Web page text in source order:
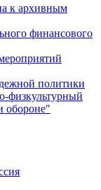
к архивным
финансового
политики
физкультурный
обороне"